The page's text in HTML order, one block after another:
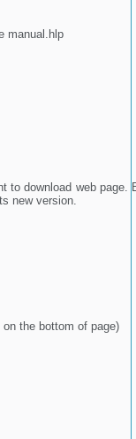
manual.hlp
to download web page.
new version.
the bottom of page)